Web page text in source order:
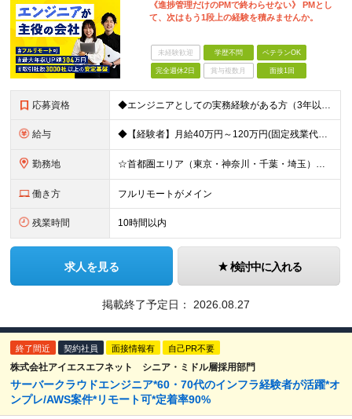
《進捗管理だけのPMで終わらせない》 PMとし
て、次はもう1段上の経験を積みませんか。
未経験歓迎 学歴不問 ベテランOK
完全週休2日 賞与複数月 面接1回
応募資格 ◆エンジニアとしての実務経験がある方（3年以上） └システムやアプリの設計・開発、インフラ設計・構築の経験のある方を想定 ◆マネジメント経験は不問 ◆学歴不問／ブランクOK 【こんな方も歓迎です！】
給与 ◆【経験者】月給40万円～120万円(固定残業代含む)+各種手当 ※月30時間（76,000円～）の固定残業代を含みます。 ※上記を超える時間外労働分は追加で支給。 ※6ヶ月の試用期間あり（条件に変動
勤務地 ☆首都圏エリア（東京・神奈川・千葉・埼玉）・名古屋・大阪・福岡を中心とした全国各地のプロジェクト先に参画いただきます。 ※希望をヒアリングした上で決定します ☆全国各地からフルリモートOK 【本社】
働き方 フルリモートがメイン
残業時間 10時間以内
求人を見る 検討中に入れる
掲載終了予定日： 2026.08.27
終了間近 契約社員 面接情報有 自己PR不要
株式会社アイエスエフネット シニア・ミドル層採用部門
サーバークラウドエンジニア*60・70代のインフラ経験者が活躍*オ
ンプレ/AWS案件*リモート可*定着率90%